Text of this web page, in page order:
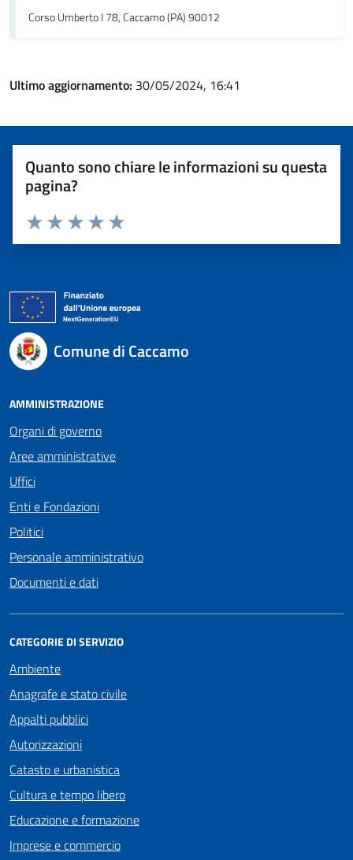
Corso Umberto I 78, Caccamo (PA) 90012
Ultimo aggiornamento: 30/05/2024, 16:41
Quanto sono chiare le informazioni su questa
pagina?
Valuta 5 stelle su 5
Valuta 4 stelle su 5
Valuta 3 stelle su 5
Valuta 2 stelle su 5
Valuta 1 stelle su 5
Comune di Caccamo
AMMINISTRAZIONE
Organi di governo
Aree amministrative
Uffici
Enti e Fondazioni
Politici
Personale amministrativo
Documenti e dati
CATEGORIE DI SERVIZIO
Ambiente
Anagrafe e stato civile
Appalti pubblici
Autorizzazioni
Catasto e urbanistica
Cultura e tempo libero
Educazione e formazione
Imprese e commercio